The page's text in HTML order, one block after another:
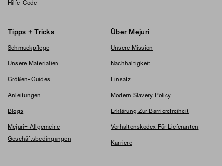
Hilfe-Code
Tipps + Tricks
Schmuckpflege
Unsere Materialien
Größen-Guides
Anleitungen
Blogs
Mejuri+ Allgemeine
Geschäftsbedingungen
Über Mejuri
Unsere Mission
Nachhaltigkeit
Einsatz
Modern Slavery Policy
Erklärung Zur Barrierefreiheit
Verhaltenskodex Für Lieferanten
Karriere